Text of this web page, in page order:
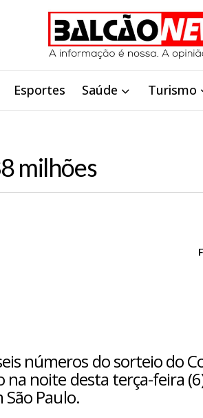
Esportes Saúde Turismo
milhões
números do sorteio do
na noite desta terça-feira
São Paulo.